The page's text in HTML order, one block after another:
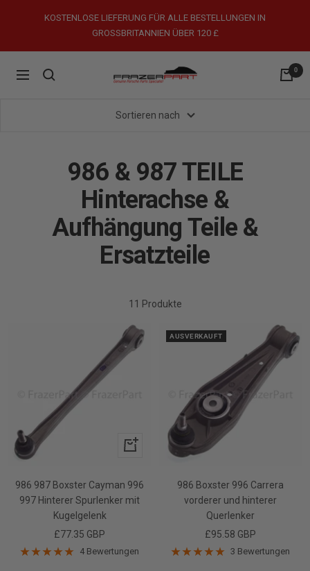
KOSTENLOSE LIEFERUNG FÜR ALLE BESTELLUNGEN IN
GROSSBRITANNIEN ÜBER 120 £
Navigation
FrazerPart
0
Sortieren nach
986 & 987 TEILE
Hinterachse &
Aufhängung Teile &
Ersatzteile
11 Produkte
In
986 987 Boxster Cayman 996
997 Hinterer Spurlenker mit
Kugelgelenk
Angebotspreis
£77.35 GBP
4 Bewertungen
AUSVERKAUFT
986 Boxster 996 Carrera
vorderer und hinterer
Querlenker
Angebotspreis
£95.58 GBP
3 Bewertungen